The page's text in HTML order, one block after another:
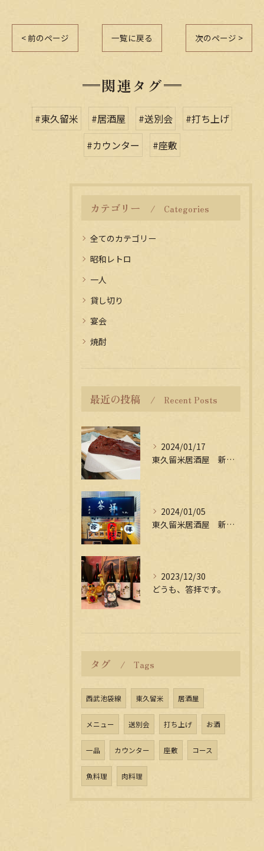
< 前のページ 一覧に戻る 次のページ >
関連タグ
#東久留米 #居酒屋 #送別会
#打ち上げ
#カウンター
#座敷
カテゴリー Categories
全てのカテゴリー
昭和レトロ
一人
貸し切り
宴会
焼酎
最近の投稿 Recent Posts
2024/01/17
東久留米居酒屋 新年会受付中
2024/01/05
東久留米居酒屋 新年会受付中
2023/12/30
どうも、答拝です。
タグ Tags
西武池袋線 東久留米 居酒屋
メニュー 送別会 打ち上げ お酒
一品 カウンター 座敷 コース
魚料理 肉料理